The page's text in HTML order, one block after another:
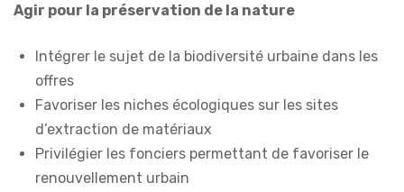
Agir pour la préservation de la nature
Intégrer le sujet de la biodiversité urbaine dans les
offres
Favoriser les niches écologiques sur les sites
d’extraction de matériaux
Privilégier les fonciers permettant de favoriser le
renouvellement urbain